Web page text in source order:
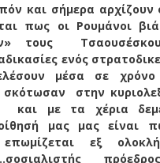
και σήμερα αρχίζουν
πως οι Ρουμάνοι
τους
ενός
μέσα σε χρόνο
σκότωσαν στην
και με τα χέρια
μας μας είναι
εξ